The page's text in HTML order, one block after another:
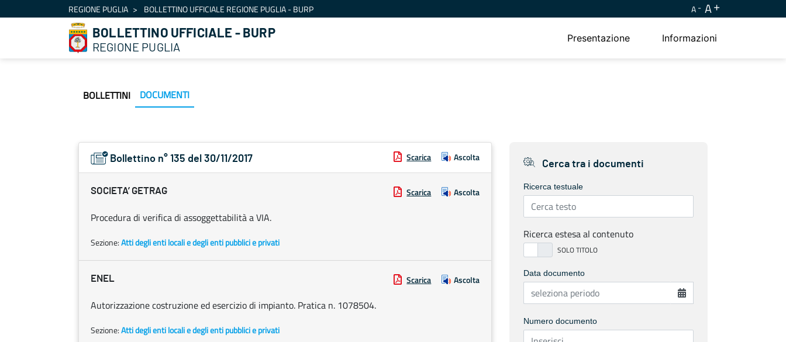
Skip to ContentREGIONE PUGLIA BOLLETTINO UFFICIALE REGIONE PUGLIA - BURP A A
BOLLETTINO UFFICIALE - BURP
REGIONE PUGLIA
Presentazione Informazioni
BOLLETTINI DOCUMENTI
Bollettino n° 135 del 30/11/2017 Scarica Ascolta
SOCIETA’ GETRAG Scarica Ascolta
Procedura di verifica di assoggettabilità a VIA.
Sezione:Atti degli enti locali e degli enti pubblici e privati
ENEL Scarica Ascolta
Autorizzazione costruzione ed esercizio di impianto. Pratica n. 1078504.
Sezione:Atti degli enti locali e degli enti pubblici e privati
Cerca tra i documenti
Ricerca testuale
Ricerca estesa al contenuto
Data documento
Numero documento